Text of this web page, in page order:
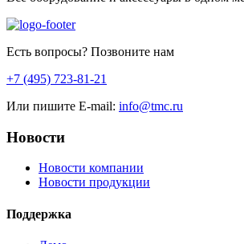
Есть вопросы? Позвоните нам
+7 (495) 723-81-21
Или пишите E-mail: info@tmc.ru
Новости
Новости компании
Новости продукции
Поддержка